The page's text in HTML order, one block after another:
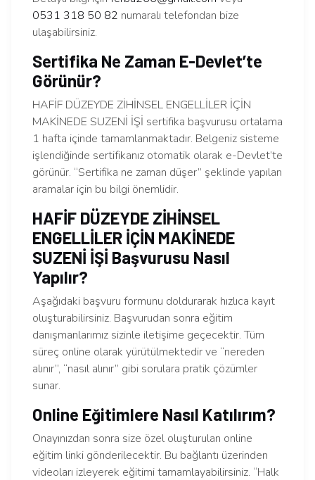
0531 318 50 82 numaralı telefondan bize
ulaşabilirsiniz.
Sertifika Ne Zaman E-Devlet’te
Görünür?
HAFİF DÜZEYDE ZİHİNSEL ENGELLİLER İÇİN
MAKİNEDE SUZENİ İŞİ sertifika başvurusu ortalama
1 hafta içinde tamamlanmaktadır. Belgeniz sisteme
işlendiğinde sertifikanız otomatik olarak e-Devlet’te
görünür. “Sertifika ne zaman düşer” şeklinde yapılan
aramalar için bu bilgi önemlidir.
HAFİF DÜZEYDE ZİHİNSEL
ENGELLİLER İÇİN MAKİNEDE
SUZENİ İŞİ Başvurusu Nasıl
Yapılır?
Aşağıdaki başvuru formunu doldurarak hızlıca kayıt
oluşturabilirsiniz. Başvurudan sonra eğitim
danışmanlarımız sizinle iletişime geçecektir. Tüm
süreç online olarak yürütülmektedir ve “nereden
alınır”, “nasıl alınır” gibi sorulara pratik çözümler
sunar.
Online Eğitimlere Nasıl Katılırım?
Onayınızdan sonra size özel oluşturulan online
eğitim linki gönderilecektir. Bu bağlantı üzerinden
videoları izleyerek eğitimi tamamlayabilirsiniz. “Halk